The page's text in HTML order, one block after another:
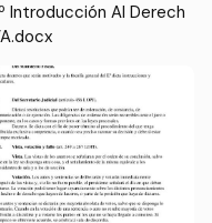
Introducción Al Derech